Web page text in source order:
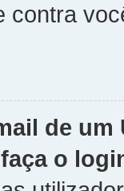
contra
de um
o